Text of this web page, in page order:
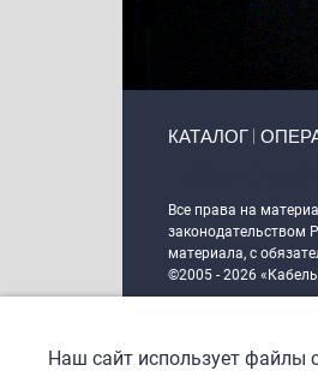
КАТАЛОГ
Все права на
законодательством
материала, с
©2005 - 2026
DrupalCoder —
Наш сайт использует файлы